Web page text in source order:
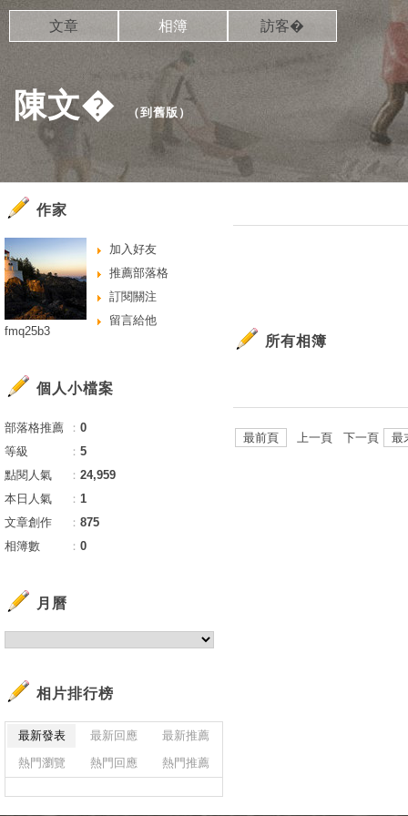
陳文� （到舊版 ）
文章 相簿 訪客�
所有相簿
最前頁 上一頁 下一頁 最
作家
加入好友
推薦部落格
訂閱關注
留言給他
fmq25b3
個人小檔案
部落格推薦 ： 0
等級
： 5
點閱人氣
： 24,959
本日人氣
： 1
文章創作
： 875
相簿數
： 0
月曆
相片排行榜
最新發表 最新回應
最新推薦
熱門瀏覽
熱門回應 熱門推薦